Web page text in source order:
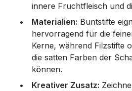
innere Fruchtfleisch und
Materialien: Buntstifte
hervorragend für die
Kerne, während Filzstifte
die satten Farben der
können.
Kreativer Zusatz: